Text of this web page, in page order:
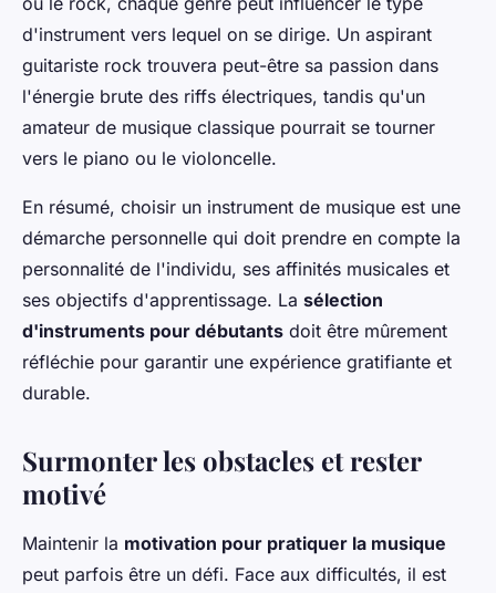
d'instrument vers lequel on se dirige. Un aspirant
guitariste rock trouvera peut-être sa passion dans
l'énergie brute des riffs électriques, tandis qu'un
amateur de musique classique pourrait se tourner
vers le piano ou le violoncelle.
En résumé, choisir un instrument de musique est une
démarche personnelle qui doit prendre en compte la
personnalité de l'individu, ses affinités musicales et
ses objectifs d'apprentissage. La sélection
d'instruments pour débutants doit être mûrement
réfléchie pour garantir une expérience gratifiante et
durable.
Surmonter les obstacles et rester
motivé
Maintenir la motivation pour pratiquer la musique
peut parfois être un défi. Face aux difficultés, il est